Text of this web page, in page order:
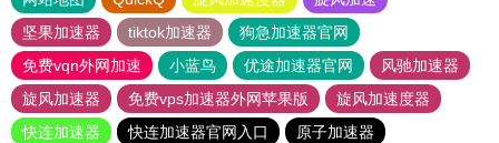
坚果加速器
tiktok加速器
狗急加速器官网
免费vqn外网加速
小蓝鸟 优途加速器官网
风驰加速器
旋风加速器
免费vps加速器外网苹果版
旋风加速度器
快连加速器
快连加速器官网入口
原子加速器